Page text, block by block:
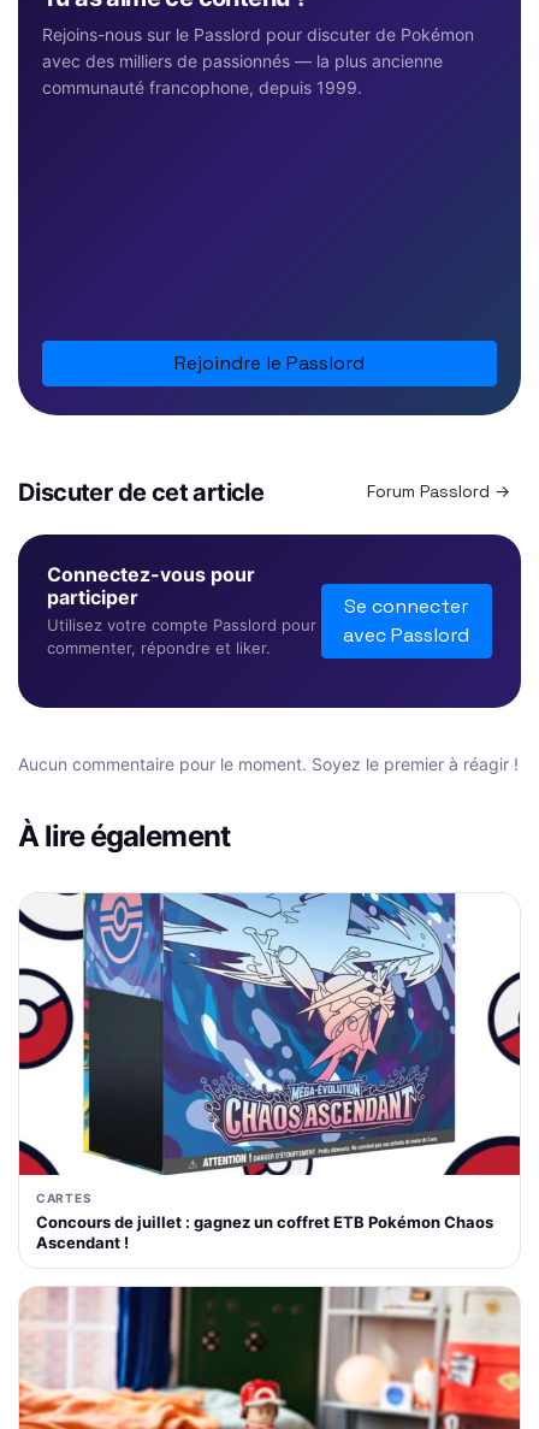
Rejoins-nous sur le Passlord pour discuter de Pokémon
avec des milliers de passionnés — la plus ancienne
communauté francophone, depuis 1999.
Rejoindre le Passlord
Discuter de cet article Forum Passlord →
Connectez-vous pour
participer
Utilisez votre compte Passlord pour
commenter, répondre et liker.
Se connecter
avec Passlord
Aucun commentaire pour le moment. Soyez le premier à réagir !
À lire également
CARTES
Concours de juillet : gagnez un coffret ETB Pokémon Chaos
Ascendant !